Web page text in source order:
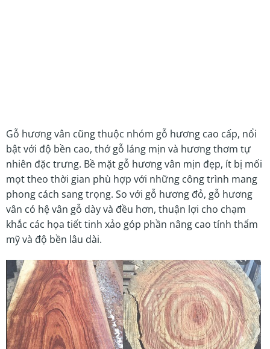
Gỗ hương vân cũng thuộc nhóm gỗ hương cao cấp, nổi
bật với độ bền cao, thớ gỗ láng mịn và hương thơm tự
nhiên đặc trưng. Bề mặt gỗ hương vân mịn đẹp, ít bị mối
mọt theo thời gian phù hợp với những công trình mang
phong cách sang trọng. So với gỗ hương đỏ, gỗ hương
vân có hệ vân gỗ dày và đều hơn, thuận lợi cho chạm
khắc các họa tiết tinh xảo góp phần nâng cao tính thẩm
mỹ và độ bền lâu dài.